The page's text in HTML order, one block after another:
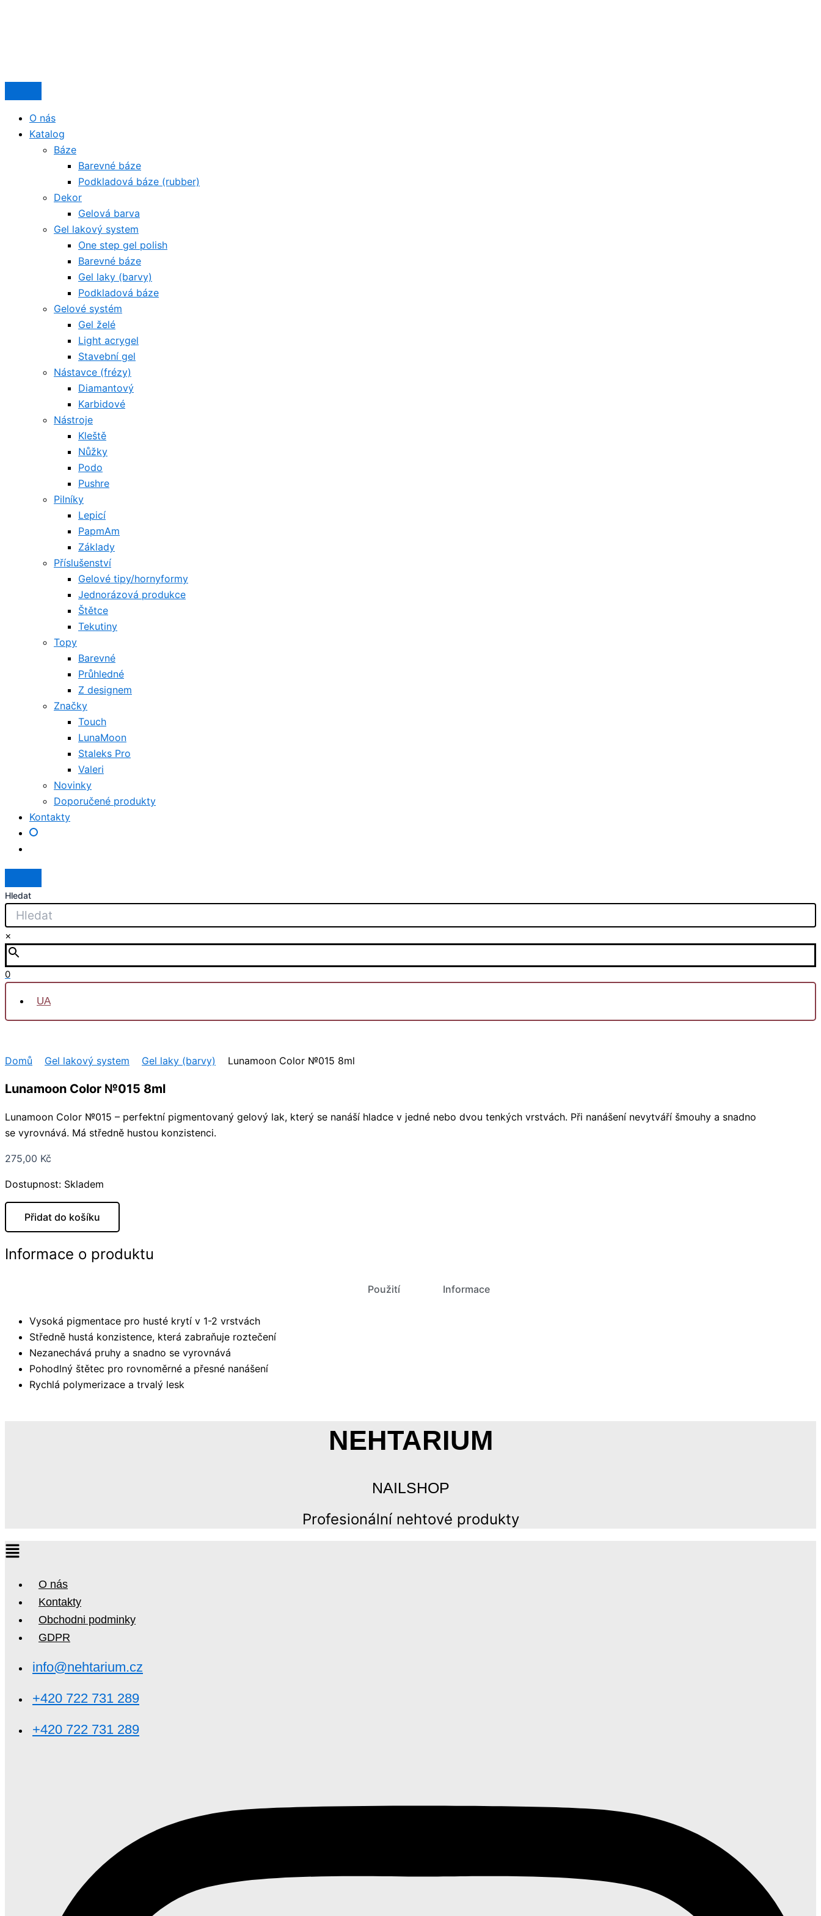
O nás
Katalog
Báze
Barevné báze
Podkladová báze (rubber)
Dekor
Gelová barva
Gel lakový system
One step gel polish
Barevné báze
Gel laky (barvy)
Podkladová báze
Gelové systém
Gel želé
Light acrygel
Stavební gel
Nástavce (frézy)
Diamantový
Karbidové
Nástroje
Kleště
Nůžky
Podo
Pushre
Pilníky
Lepicí
PapmAm
Základy
Příslušenství
Gelové tipy/hornyformy
Jednorázová produkce
Štětce
Tekutiny
Topy
Barevné
Průhledné
Z designem
Značky
Touch
LunaMoon
Staleks Pro
Valeri
Novinky
Doporučené produkty
Kontakty
Hledat
×
0
UA
Domů Gel lakový system Gel laky (barvy) Lunamoon Color №015 8ml
Lunamoon Color №015 8ml
Lunamoon Color №015 – perfektní pigmentovaný gelový lak, který se nanáší hladce v jedné nebo dvou tenkých vrstvách. Při nanášení nevytváří šmouhy a snadno
se vyrovnává. Má středně hustou konzistenci.
275,00 Kč
Dostupnost: Skladem
Přidat do košíku
Informace o produktu
Použití Informace
Vysoká pigmentace pro husté krytí v 1-2 vrstvách
Středně hustá konzistence, která zabraňuje roztečení
Nezanechává pruhy a snadno se vyrovnává
Pohodlný štětec pro rovnoměrné a přesné nanášení
Rychlá polymerizace a trvalý lesk
NEHTARIUM
NAILSHOP
Profesionální nehtové produkty
O nás
Kontakty
Obchodni podminky
GDPR
info@nehtarium.cz
+420 722 731 289
+420 722 731 289